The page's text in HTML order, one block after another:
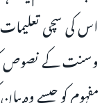
اس کی سچی
وسنت کے نصوص
مفہوم کو جیسے وہ